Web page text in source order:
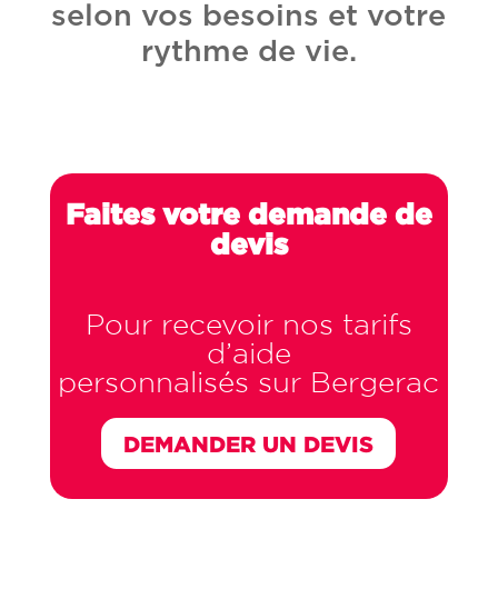
selon vos besoins et votre
rythme de vie.
Faites votre demande de
devis
Pour recevoir nos tarifs
d’aide
personnalisés sur Bergerac
DEMANDER UN DEVIS